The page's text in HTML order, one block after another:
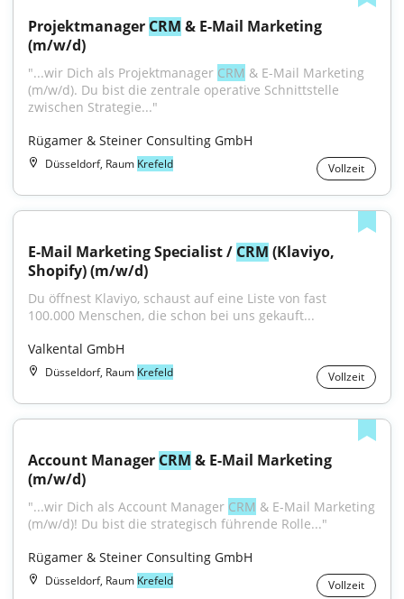
Projektmanager CRM & E-Mail Marketing
(m/w/d)
"...wir Dich als Projektmanager CRM & E-Mail Marketing
(m/w/d). Du bist die zentrale operative Schnittstelle
zwischen Strategie..."
Rügamer & Steiner Consulting GmbH
Düsseldorf, Raum Krefeld Vollzeit
E-Mail Marketing Specialist / CRM (Klaviyo,
Shopify) (m/w/d)
Du öffnest Klaviyo, schaust auf eine Liste von fast
100.000 Menschen, die schon bei uns gekauft...
Valkental GmbH
Düsseldorf, Raum Krefeld Vollzeit
Account Manager CRM & E-Mail Marketing
(m/w/d)
"...wir Dich als Account Manager CRM & E-Mail Marketing
(m/w/d)! Du bist die strategisch führende Rolle..."
Rügamer & Steiner Consulting GmbH
Düsseldorf, Raum Krefeld Vollzeit